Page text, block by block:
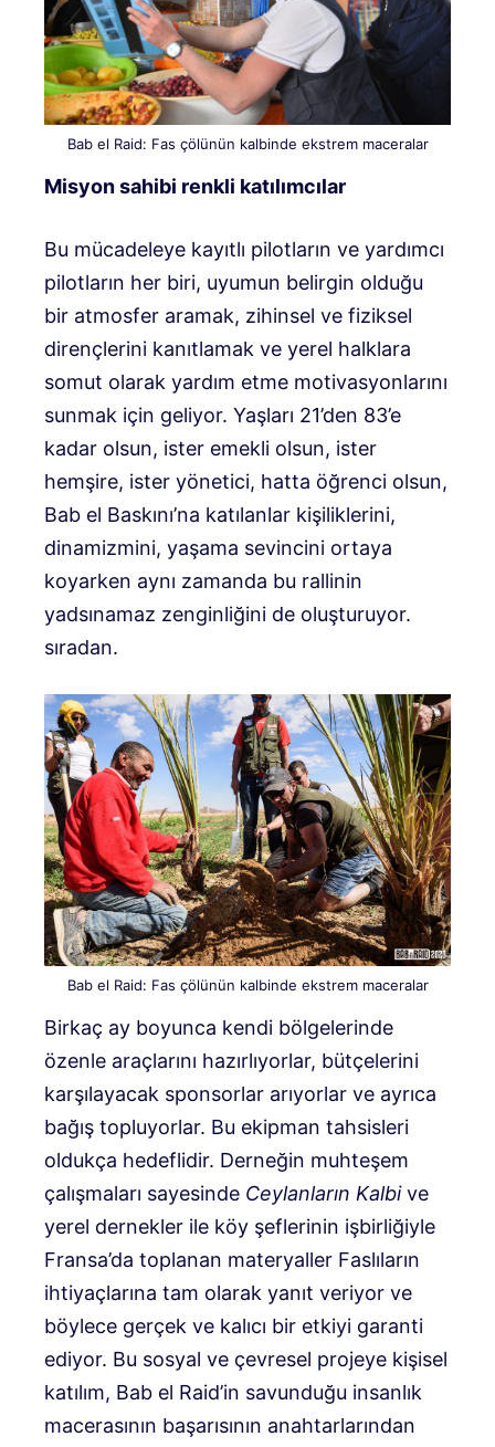
Bab el Raid: Fas çölünün kalbinde ekstrem maceralar
Misyon sahibi renkli katılımcılar
Bu mücadeleye kayıtlı pilotların ve yardımcı
pilotların her biri, uyumun belirgin olduğu
bir atmosfer aramak, zihinsel ve fiziksel
dirençlerini kanıtlamak ve yerel halklara
somut olarak yardım etme motivasyonlarını
sunmak için geliyor. Yaşları 21’den 83’e
kadar olsun, ister emekli olsun, ister
hemşire, ister yönetici, hatta öğrenci olsun,
Bab el Baskını’na katılanlar kişiliklerini,
dinamizmini, yaşama sevincini ortaya
koyarken aynı zamanda bu rallinin
yadsınamaz zenginliğini de oluşturuyor.
sıradan.
Bab el Raid: Fas çölünün kalbinde ekstrem maceralar
Birkaç ay boyunca kendi bölgelerinde
özenle araçlarını hazırlıyorlar, bütçelerini
karşılayacak sponsorlar arıyorlar ve ayrıca
bağış topluyorlar. Bu ekipman tahsisleri
oldukça hedeflidir. Derneğin muhteşem
çalışmaları sayesinde Ceylanların Kalbive
yerel dernekler ile köy şeflerinin işbirliğiyle
Fransa’da toplanan materyaller Faslıların
ihtiyaçlarına tam olarak yanıt veriyor ve
böylece gerçek ve kalıcı bir etkiyi garanti
ediyor. Bu sosyal ve çevresel projeye kişisel
katılım, Bab el Raid’in savunduğu insanlık
macerasının başarısının anahtarlarından